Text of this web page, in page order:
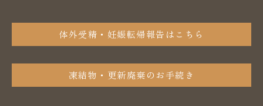
体外受精・妊娠転帰報告はこちら
凍結物・更新廃棄のお手続き